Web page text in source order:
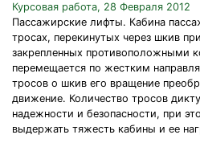
Курсовая работа, 28 Февраля 2012
Пассажирские лифты. Кабина
тросах, перекинутых через шкив
закрепленных противоположными
перемещается по жестким
тросов о шкив его вращение
движение. Количество тросов
надежности и безопасности, при
выдержать тяжесть кабины и ее